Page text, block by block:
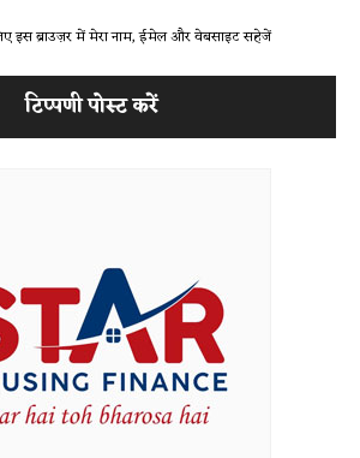
इस ब्राउज़र में मेरा नाम, ईमेल और वेबसाइट सहेजें